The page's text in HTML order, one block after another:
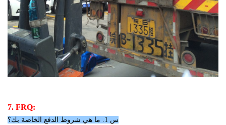
7. FRQ:
س 1. ما هي شروط الدفع الخاصة بك؟